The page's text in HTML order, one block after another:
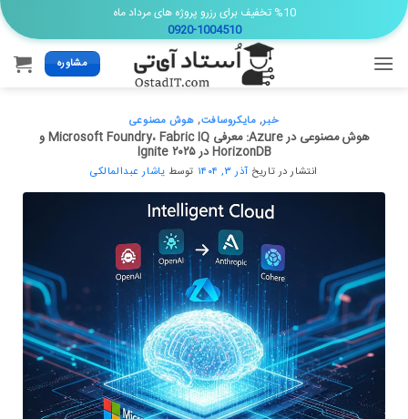
Skip
to
content
%10 تخفیف برای رزرو پروژه های مرداد ماه
0920-1004510
مشاوره
خبر, مایکروسافت, هوش مصنوعی
هوش مصنوعی در Azure: معرفی Microsoft Foundry، Fabric IQ و
HorizonDB در Ignite ۲۰۲۵
انتشار در تاریخ آذر ۳, ۱۴۰۴ توسط یاشار عبدالمالکی